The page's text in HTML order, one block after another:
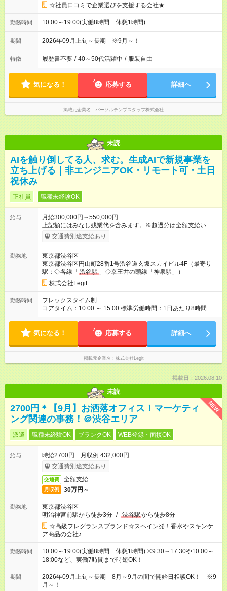
☆社員口コミで企業選びを支援する会社★
勤務時間 10:00～19:00(実働8時間 休憩1時間)
期間 2026年09月上旬～長期 ※9月～！
特徴 履歴書不要 / 40～50代活躍中 / 服装自由
気になる！ 応募する 詳細へ
掲載元企業名 パーソルテンプスタッフ株式会社
未読
AIを触り倒してる人、求む。生成AIで新規事業を
立ち上げる｜非エンジニアOK・リモート可・土日
祝休み
正社員 職種未経験OK
給与
月給300,000円～550,000円
上記額にはみなし残業代を含みます。※超過分は全額支給いたし
ます。 みなし残業代 105,469円 以上／月 みなし残業時間 45時
間／月 昇給は随時！スキルと成果に応じて、月給・年収レンジ
た方は、年次に関係なく大幅UPも可能。 入社後は予算と裁量を
お渡しします。会社のお金を使って、どんどん試して、どんど
ん作ってください。 ※みなし残業時間を超過した分は全額支給
します。 【試用期間】試用期間あり 試用期間の長さ：6ヶ月
※ 雇用形態と給与に、本採用時と異なる部分があります。 雇用
形態：中途採用（契約社員） 給与：本採用時と同じです。
交通費別途支給あり
勤務地
東京都渋谷区
東京都渋谷区円山町28番1号渋谷道玄坂スカイビル4F（最寄り
駅：◇各線「 渋谷駅 」◇京王井の頭線「神泉駅」）
株式会社Legit
勤務時間
フレックスタイム制
コアタイム：10:00 ～ 15:00 標準労働時間：1日あたり8時間 フ
レックスタイム制／標準労働時間：1日あたり8時間 ※コアタイ
気になる！ 応募する 詳細へ
掲載元企業名 株式会社Legit
掲載日：2026.08.10
未読
NEW
2700円＊【9月】お洒落オフィス！マーケティ
ング関連の事務！＠渋谷エリア
派遣 職種未経験OK ブランクOK WEB登録・面接OK
給与
時給2700円 月収例 432,000円
交通費別途支給あり
交通費 全額支給
月収例 30万円～
勤務地
東京都渋谷区
明治神宮前駅から徒歩3分 / 渋谷駅から徒歩8分
☆高級フレグランスブランド☆スペイン発！香水やスキンケ
ア商品の会社♪
勤務時間
10:00～19:00(実働8時間 休憩1時間) ※9:30～17:30や10:00～
18:00など、実働7時間まで時短OK！
期間
2026年09月上旬～長期 8月～9月の間で開始日相談OK！ ※9
月～！